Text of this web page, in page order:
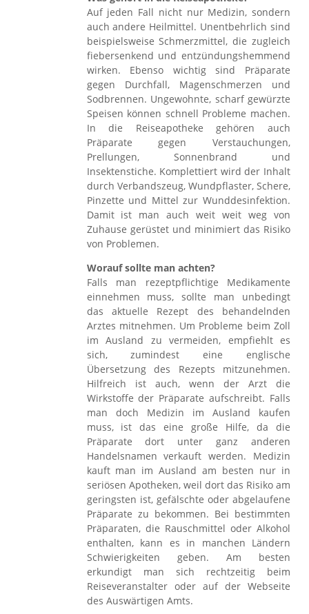
Auf jeden Fall nicht nur Medizin, sondern
auch andere Heilmittel. Unentbehrlich sind
beispielsweise Schmerzmittel, die zugleich
fiebersenkend und entzündungshemmend
wirken. Ebenso wichtig sind Präparate
gegen Durchfall, Magenschmerzen und
Sodbrennen. Ungewohnte, scharf gewürzte
Speisen können schnell Probleme machen.
In die Reiseapotheke gehören auch
Präparate gegen Verstauchungen,
Prellungen, Sonnenbrand und
Insektenstiche. Komplettiert wird der Inhalt
durch Verbandszeug, Wundpflaster, Schere,
Pinzette und Mittel zur Wunddesinfektion.
Damit ist man auch weit weit weg von
Zuhause gerüstet und minimiert das Risiko
von Problemen.
Worauf sollte man achten?
Falls man rezeptpflichtige Medikamente
einnehmen muss, sollte man unbedingt
das aktuelle Rezept des behandelnden
Arztes mitnehmen. Um Probleme beim Zoll
im Ausland zu vermeiden, empfiehlt es
sich, zumindest eine englische
Übersetzung des Rezepts mitzunehmen.
Hilfreich ist auch, wenn der Arzt die
Wirkstoffe der Präparate aufschreibt. Falls
man doch Medizin im Ausland kaufen
muss, ist das eine große Hilfe, da die
Präparate dort unter ganz anderen
Handelsnamen verkauft werden. Medizin
kauft man im Ausland am besten nur in
seriösen Apotheken, weil dort das Risiko am
geringsten ist, gefälschte oder abgelaufene
Präparate zu bekommen. Bei bestimmten
Präparaten, die Rauschmittel oder Alkohol
enthalten, kann es in manchen Ländern
Schwierigkeiten geben. Am besten
erkundigt man sich rechtzeitig beim
Reiseveranstalter oder auf der Webseite
des Auswärtigen Amts.